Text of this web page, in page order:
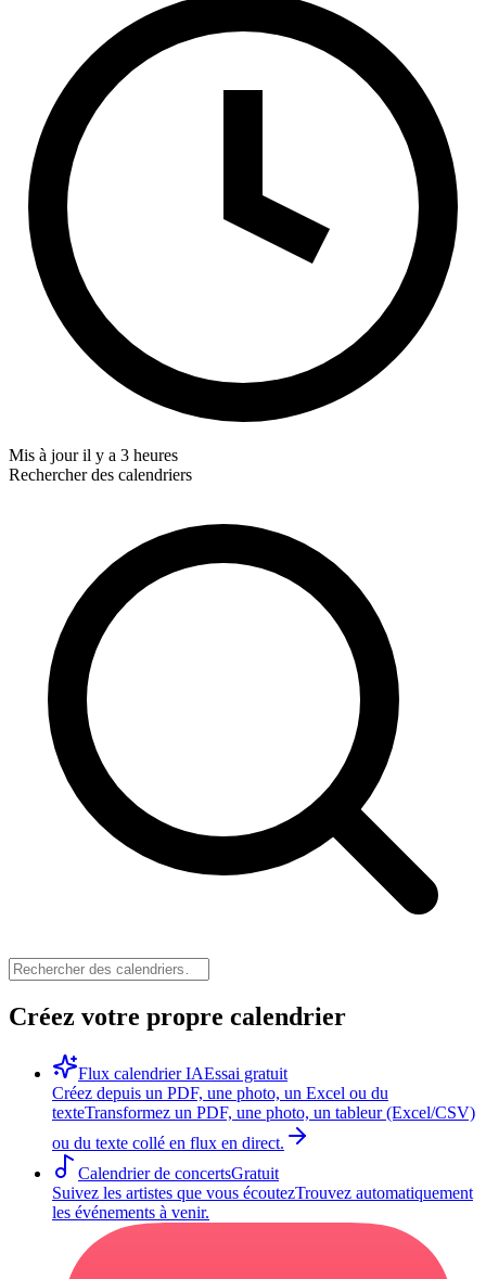
Mis à jour il y a 3 heures
Rechercher des calendriers
Créez votre propre calendrier
Flux calendrier IAEssai gratuit
Créez depuis un PDF, une photo, un Excel ou du
texteTransformez un PDF, une photo, un tableur (Excel/CSV)
ou du texte collé en flux en direct.
Calendrier de concertsGratuit
Suivez les artistes que vous écoutezTrouvez automatiquement
les événements à venir.